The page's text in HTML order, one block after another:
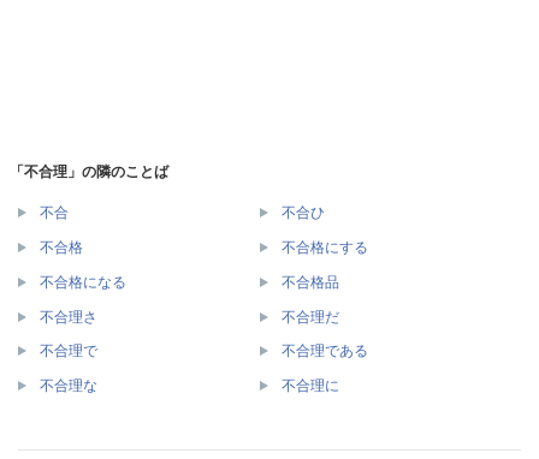
「不合理」の隣のことば
不合 不合ひ
不合格 不合格にする
不合格になる 不合格品
不合理さ 不合理だ
不合理で 不合理である
不合理な 不合理に